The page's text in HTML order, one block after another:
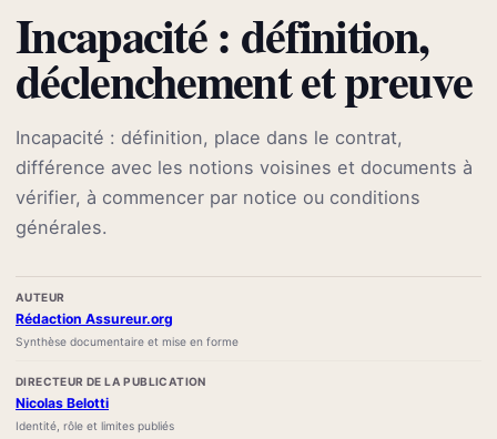
Incapacité : définition,
déclenchement et preuve
Incapacité : définition, place dans le contrat,
différence avec les notions voisines et documents à
vérifier, à commencer par notice ou conditions
générales.
AUTEUR
Rédaction Assureur.org
Synthèse documentaire et mise en forme
DIRECTEUR DE LA PUBLICATION
Nicolas Belotti
Identité, rôle et limites publiés